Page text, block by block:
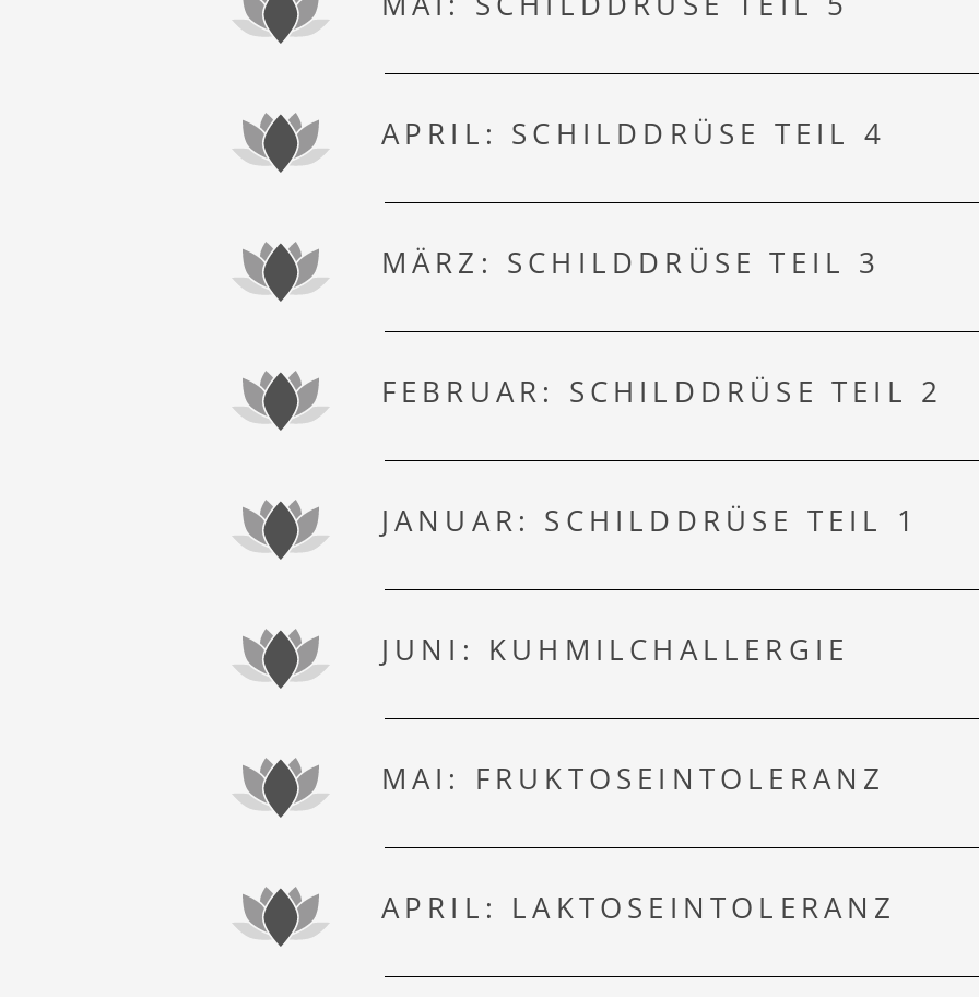
AKTIV & SPORT
LAST MINUTE GUTSCHEINE
VIDEOS WETTER
APRIL: SCHILDDRÜSE TEIL 4
MÄRZ: SCHILDDRÜSE TEIL 3
FEBRUAR: SCHILDDRÜSE TEIL 2
JANUAR: SCHILDDRÜSE TEIL 1
JUNI: KUHMILCHALLERGIE
MAI: FRUKTOSEINTOLERANZ
APRIL: LAKTOSEINTOLERANZ